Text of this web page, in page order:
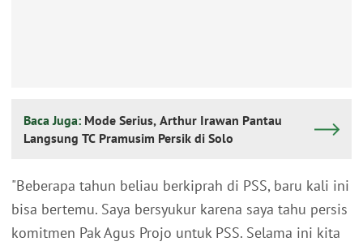
Baca Juga: Mode Serius, Arthur Irawan Pantau
Langsung TC Pramusim Persik di Solo
"Beberapa tahun beliau berkiprah di PSS, baru kali ini
bisa bertemu. Saya bersyukur karena saya tahu persis
komitmen Pak Agus Projo untuk PSS. Selama ini kita